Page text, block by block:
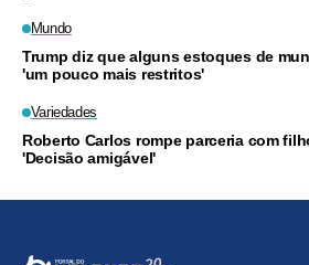
Mundo
Trump diz que alguns estoques de
'um pouco mais restritos'
Variedades
Roberto Carlos rompe parceria com
'Decisão amigável'